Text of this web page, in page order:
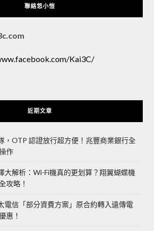
聯絡悠小愷
Kai3C/
近期文章
，OTP 認證放行超方便！兆豐商業銀行全
作
大解析：Wi-Fi機真的更划算？翔翼蝴蝶機
攻略！
電信「部分資費方案」原合約轉入遠傳電
惠！